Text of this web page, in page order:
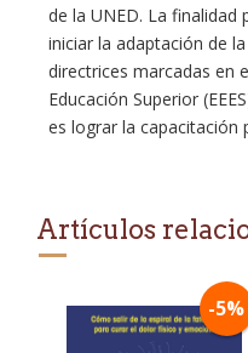
de la UNED. La finalidad
iniciar la adaptación de
directrices marcadas en
Educación Superior
es lograr la capacitación
Artículos
-5%